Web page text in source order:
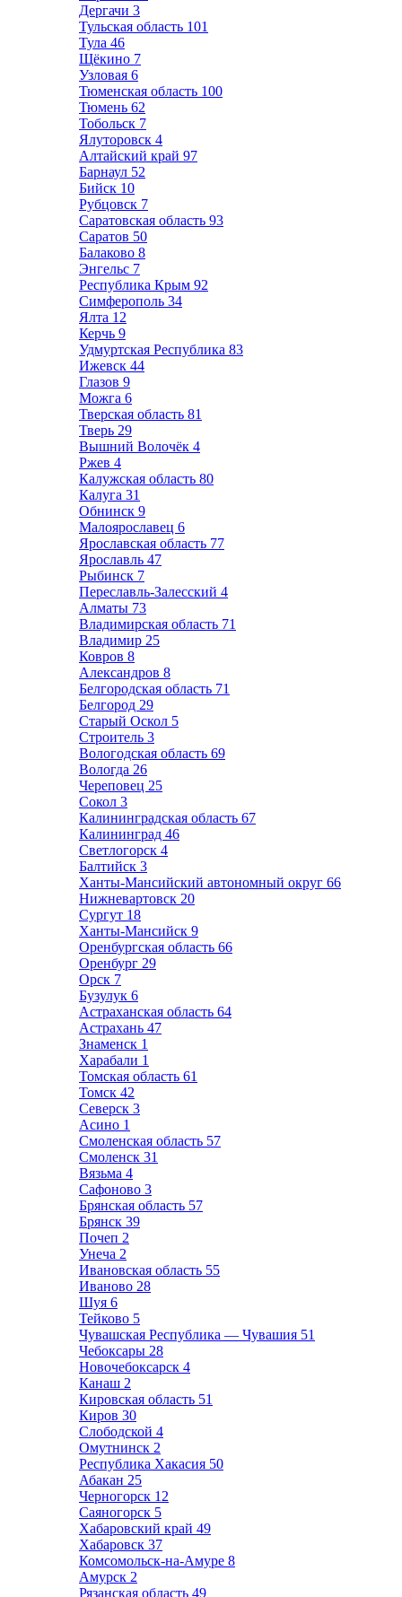
Дергачи 3
Тульская область 101
Тула 46
Щёкино 7
Узловая 6
Тюменская область 100
Тюмень 62
Тобольск 7
Ялуторовск 4
Алтайский край 97
Барнаул 52
Бийск 10
Рубцовск 7
Саратовская область 93
Саратов 50
Балаково 8
Энгельс 7
Республика Крым 92
Симферополь 34
Ялта 12
Керчь 9
Удмуртская Республика 83
Ижевск 44
Глазов 9
Можга 6
Тверская область 81
Тверь 29
Вышний Волочёк 4
Ржев 4
Калужская область 80
Калуга 31
Обнинск 9
Малоярославец 6
Ярославская область 77
Ярославль 47
Рыбинск 7
Переславль-Залесский 4
Алматы 73
Владимирская область 71
Владимир 25
Ковров 8
Александров 8
Белгородская область 71
Белгород 29
Старый Оскол 5
Строитель 3
Вологодская область 69
Вологда 26
Череповец 25
Сокол 3
Калининградская область 67
Калининград 46
Светлогорск 4
Балтийск 3
Ханты-Мансийский автономный округ 66
Нижневартовск 20
Сургут 18
Ханты-Мансийск 9
Оренбургская область 66
Оренбург 29
Орск 7
Бузулук 6
Астраханская область 64
Астрахань 47
Знаменск 1
Харабали 1
Томская область 61
Томск 42
Северск 3
Асино 1
Смоленская область 57
Смоленск 31
Вязьма 4
Сафоново 3
Брянская область 57
Брянск 39
Почеп 2
Унеча 2
Ивановская область 55
Иваново 28
Шуя 6
Тейково 5
Чувашская Республика — Чувашия 51
Чебоксары 28
Новочебоксарск 4
Канаш 2
Кировская область 51
Киров 30
Слободской 4
Омутнинск 2
Республика Хакасия 50
Абакан 25
Черногорск 12
Саяногорск 5
Хабаровский край 49
Хабаровск 37
Комсомольск-на-Амуре 8
Амурск 2
Рязанская область 49